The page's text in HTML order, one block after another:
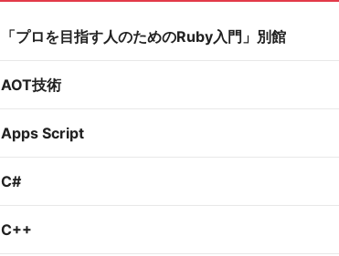
「プロを目指す人のためのRuby入門」別館
AOT技術
Apps Script
C#
C++